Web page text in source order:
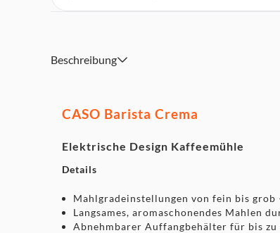
Kompakte Maße für eine platzsparende
Beschreibung
CASO Barista Crema
Elektrische Design Kaffeemühle
Details
Mahlgradeinstellungen von fein bis grob
Langsames, aromaschonendes Mahlen
Abnehmbarer Auffangbehälter für bis zu